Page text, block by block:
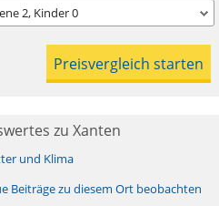
2, Kinder0
zu Xanten
und Klima
Beiträge zu diesem Ort beobachten